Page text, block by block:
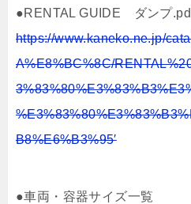
●RENTAL GUIDE ダンプ
https://www.kaneko.ne.jp/
A%E8%BC%8C/
B8%E6%B3%95′
●車両・容器サイズ一覧